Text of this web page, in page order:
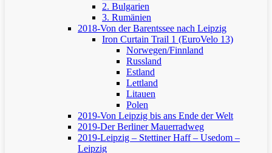
2. Bulgarien
3. Rumänien
2018-Von der Barentssee nach Leipzig
Iron Curtain Trail 1 (EuroVelo 13)
Norwegen/Finnland
Russland
Estland
Lettland
Litauen
Polen
2019-Von Leipzig bis ans Ende der Welt
2019-Der Berliner Mauerradweg
2019-Leipzig – Stettiner Haff – Usedom –
Leipzig